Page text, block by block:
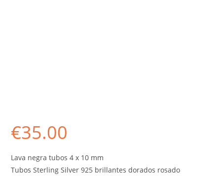
€35.00
Lava negra tubos 4 x 10 mm
Tubos Sterling Silver 925 brillantes dorados rosado